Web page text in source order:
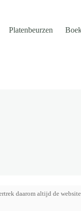
Platenbeurzen
daarom altijd de